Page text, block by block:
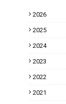
2026
2025
2024
2023
2022
2021